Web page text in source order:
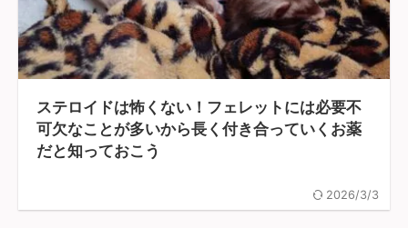
ステロイドは怖くない！フェレットには必要不
可欠なことが多いから長く付き合っていくお薬
だと知っておこう
2026/3/3